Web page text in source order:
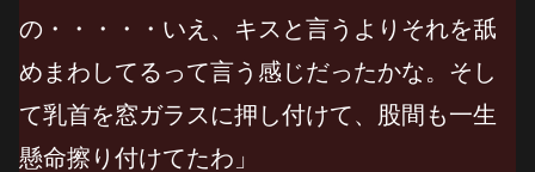
の・・・・・いえ、キスと言うよりそれを舐
めまわしてるって言う感じだったかな。そし
て乳首を窓ガラスに押し付けて、股間も一生
懸命擦り付けてたわ」